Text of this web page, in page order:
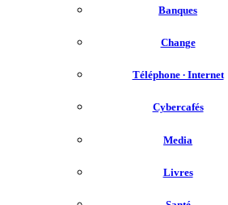
Banques
Change
Téléphone ∙ Internet
Cybercafés
Media
Livres